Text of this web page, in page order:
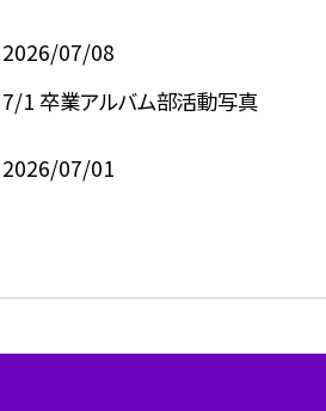
2026/07/08
7/1 卒業アルバム部活動写真
2026/07/01